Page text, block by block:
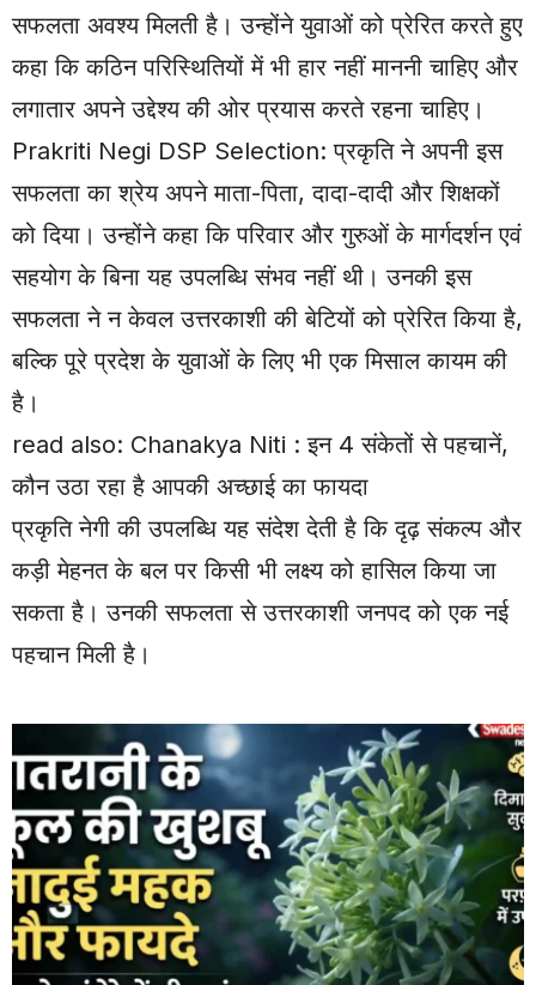
सफलता अवश्य मिलती है। उन्होंने युवाओं को प्रेरित करते हुए
कहा कि कठिन परिस्थितियों में भी हार नहीं माननी चाहिए और
लगातार अपने उद्देश्य की ओर प्रयास करते रहना चाहिए।
Prakriti Negi DSP Selection: प्रकृति ने अपनी इस
सफलता का श्रेय अपने माता-पिता, दादा-दादी और शिक्षकों
को दिया। उन्होंने कहा कि परिवार और गुरुओं के मार्गदर्शन एवं
सहयोग के बिना यह उपलब्धि संभव नहीं थी। उनकी इस
सफलता ने न केवल उत्तरकाशी की बेटियों को प्रेरित किया है,
बल्कि पूरे प्रदेश के युवाओं के लिए भी एक मिसाल कायम की
है।
read also: Chanakya Niti : इन 4 संकेतों से पहचानें,
कौन उठा रहा है आपकी अच्छाई का फायदा
प्रकृति नेगी की उपलब्धि यह संदेश देती है कि दृढ़ संकल्प और
कड़ी मेहनत के बल पर किसी भी लक्ष्य को हासिल किया जा
सकता है। उनकी सफलता से उत्तरकाशी जनपद को एक नई
पहचान मिली है।